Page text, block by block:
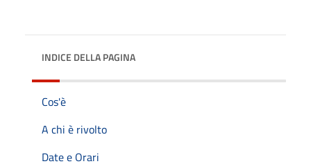
INDICE DELLA PAGINA
Cos'è
A chi è rivolto
Date e Orari